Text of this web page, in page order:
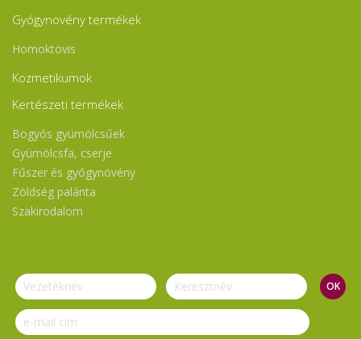
Gyógynövény termékek
Homoktövis
Kozmetikumok
Kertészeti termékek
Bogyós gyümölcsűek
Gyümölcsfa, cserje
Fűszer és gyógynövény
Zöldség palánta
Szakirodalom